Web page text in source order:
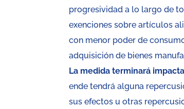
progresividad a lo largo de
exenciones sobre artículos
con menor poder de
adquisición de bienes
La medida terminará
ende tendrá alguna
sus efectos u otras